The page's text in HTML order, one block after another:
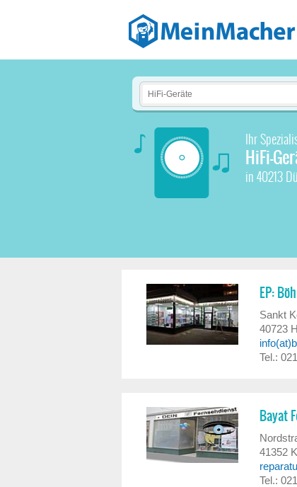
Ihr
HiFi-
in 40213
EP:
Sankt
40723
Tel.:
Bayat
41352
Tel.: